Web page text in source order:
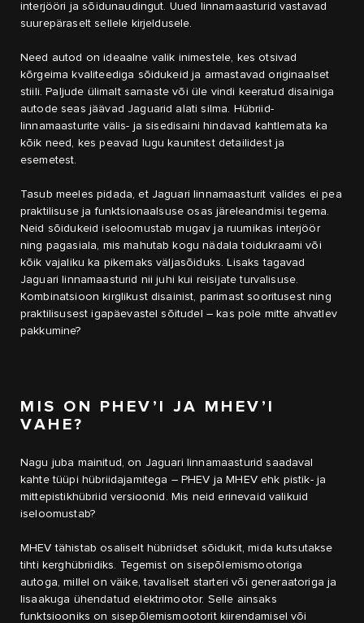
interjööri ja sõidunaudingut. Uued linnamaasturid vastavad
suurepäraselt sellele kirjeldusele.
Need autod on ideaalne valik inimestele, kes otsivad
kõrgeima kvaliteediga sõidukeid ja armastavad originaalset
stiili. Paljude ülimalt sarnaste või üle vindi keeratud disainiga
autode seas jäävad Jaguarid alati silma. Hübriid-
linnamaasturite välis- ja sisedisaini hindavad kahtlemata ka
kõik need, kes peavad lugu kaunitest detailidest ja
esemetest.
Tasub meeles pidada, et Jaguari linnamaasturit valides ei pea
praktilisuse ja funktsionaalsuse osas järeleandmisi tegema.
Neid sõidukeid iseloomustab mugav ja ruumikas interjöör
ning pagasiala, mis mahutab kogu nädala toidukraami või
kõik vajaliku ka pikemaks väljasõiduks. Lisaks tagavad
Jaguari linnamaasturid nii juhi kui reisijate turvalisuse.
Kombinatsioon kirglikust disainist, parimast sooritusest ning
praktilisusest igapäevastel sõitudel – kas pole mitte ahvatlev
pakkumine?
MIS ON PHEV’I JA MHEV’I
VAHE?
Nagu juba mainitud, on Jaguari linnamaasturid saadaval
kahte tüüpi hübriidajamitega – PHEV ja MHEV ehk pistik- ja
mittepistikhübriid versioonid. Mis neid erinevaid valikuid
iseloomustab?
MHEV tähistab osaliselt hübriidset sõidukit, mida kutsutakse
tihti kerghübriidiks. Tegemist on sisepõlemismootoriga
autoga, millel on väike, tavaliselt starteri või generaatoriga ja
lisaakuga ühendatud elektrimootor. Selle ainsaks
funktsiooniks on sisepõlemismootorit kiirendamisel või